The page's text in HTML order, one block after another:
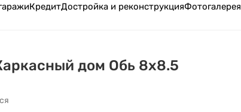
КредитДостройка и реконструкцияФотогалерея
дом Обь 8х8.5